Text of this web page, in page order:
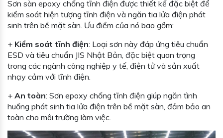
Sơn sàn epoxy chống tĩnh điện được thiết kế đặc biệt để
kiểm soát hiện tượng tĩnh điện và ngăn tia lửa điện phát
sinh trên bề mặt sàn. Ưu điểm của nó bao gồm:
+ Kiểm soát tĩnh điện: Loại sơn này đáp ứng tiêu chuẩn
ESD và tiêu chuẩn JIS Nhật Bản, đặc biệt quan trọng
trong các ngành công nghiệp y tế, điện tử và sản xuất
nhạy cảm với tĩnh điện.
+ An toàn: Sơn epoxy chống tĩnh điện giúp ngăn tình
huống phát sinh tia lửa điện trên bề mặt sàn, đảm bảo an
toàn cho môi trường làm việc.